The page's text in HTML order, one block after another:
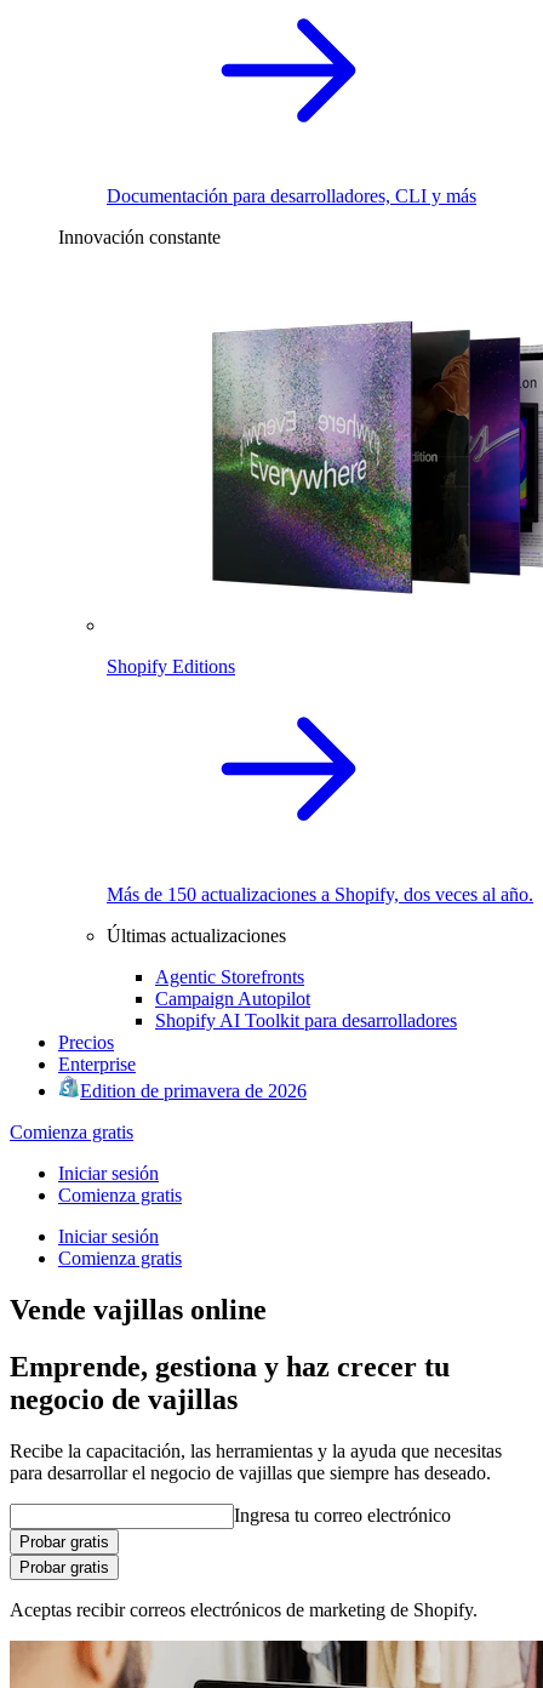
Documentación para desarrolladores, CLI y más
Innovación constante
Shopify Editions
Más de 150 actualizaciones a Shopify, dos veces al año.
Últimas actualizaciones
Agentic Storefronts
Campaign Autopilot
Shopify AI Toolkit para desarrolladores
Precios
Enterprise
Edition de primavera de 2026
Comienza gratis
Iniciar sesión
Comienza gratis
Iniciar sesión
Comienza gratis
Vende vajillas online
Emprende, gestiona y haz crecer tu
negocio de vajillas
Recibe la capacitación, las herramientas y la ayuda que necesitas
para desarrollar el negocio de vajillas que siempre has deseado.
Ingresa tu correo electrónico
Probar gratis
Probar gratis
Aceptas recibir correos electrónicos de marketing de Shopify.